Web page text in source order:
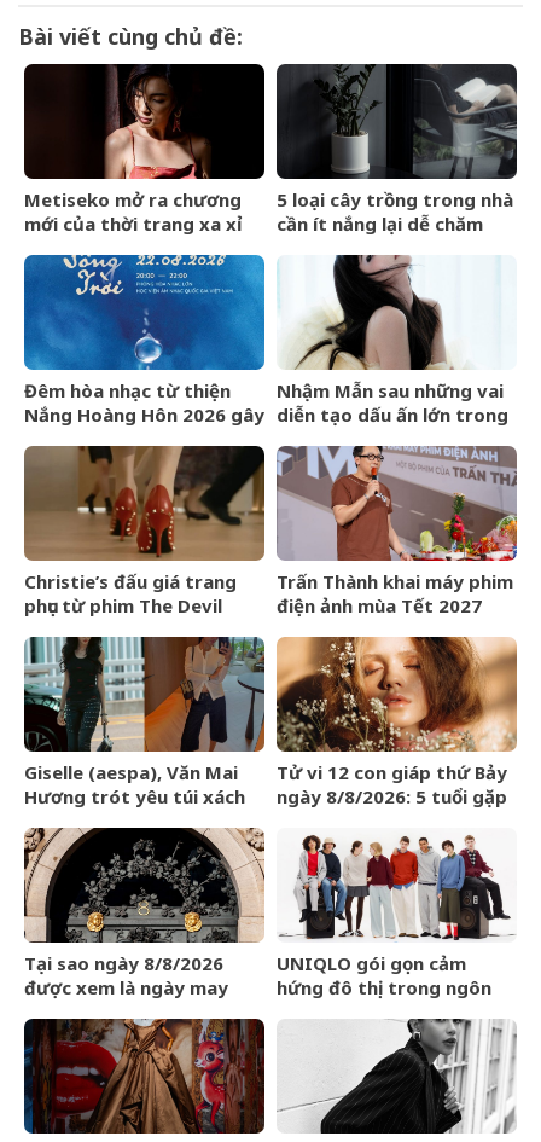
Bài viết cùng chủ đề:
Metiseko mở ra chương
mới của thời trang xa xỉ
5 loại cây trồng trong nhà
cần ít nắng lại dễ chăm
Đêm hòa nhạc từ thiện
Nắng Hoàng Hôn 2026 gây
thận nhân tạo
Nhậm Mẫn sau những vai
diễn tạo dấu ấn lớn trong
Christie’s đấu giá trang
phục từ phim The Devil
Trấn Thành khai máy phim
điện ảnh mùa Tết 2027
Giselle (aespa), Văn Mai
Hương trót yêu túi xách
Tử vi 12 con giáp thứ Bảy
ngày 8/8/2026: 5 tuổi gặp
Tại sao ngày 8/8/2026
được xem là ngày may
UNIQLO gói gọn cảm
hứng đô thị trong ngôn
tập Thu Đông 2026